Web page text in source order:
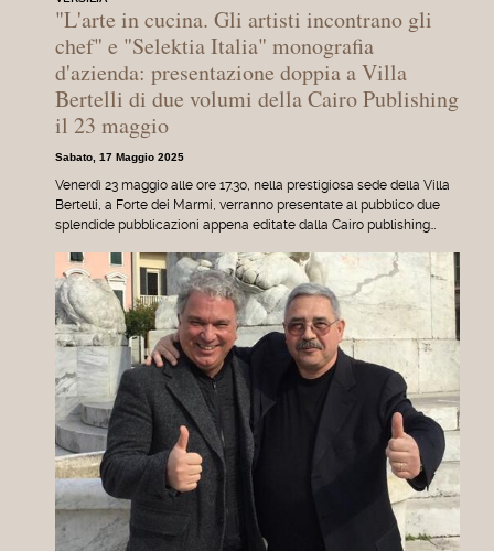
"L'arte in cucina. Gli artisti incontrano gli
chef" e "Selektia Italia" monografia
d'azienda: presentazione doppia a Villa
Bertelli di due volumi della Cairo Publishing
il 23 maggio
Sabato, 17 Maggio 2025
Venerdì 23 maggio alle ore 17.30, nella prestigiosa sede della Villa
Bertelli, a Forte dei Marmi, verranno presentate al pubblico due
splendide pubblicazioni appena editate dalla Cairo publishing…